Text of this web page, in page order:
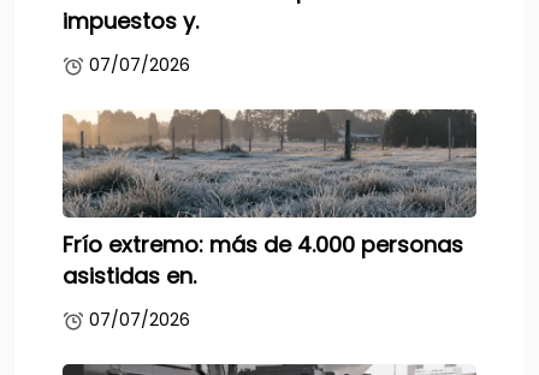
impuestos y.
07/07/2026
Frío extremo: más de 4.000 personas
asistidas en.
07/07/2026